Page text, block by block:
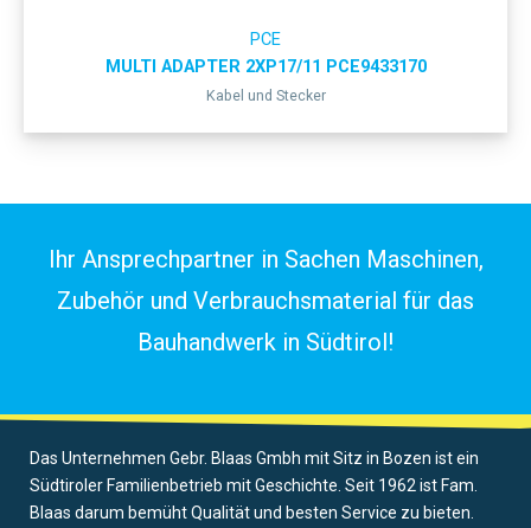
PCE
MULTI ADAPTER 2XP17/11 PCE9433170
Kabel und Stecker
Ihr Ansprechpartner in Sachen Maschinen,
Zubehör und Verbrauchsmaterial für das
Bauhandwerk in Südtirol!
Das Unternehmen Gebr. Blaas Gmbh mit Sitz in Bozen ist ein
Südtiroler Familienbetrieb mit Geschichte. Seit 1962 ist Fam.
Blaas darum bemüht Qualität und besten Service zu bieten.